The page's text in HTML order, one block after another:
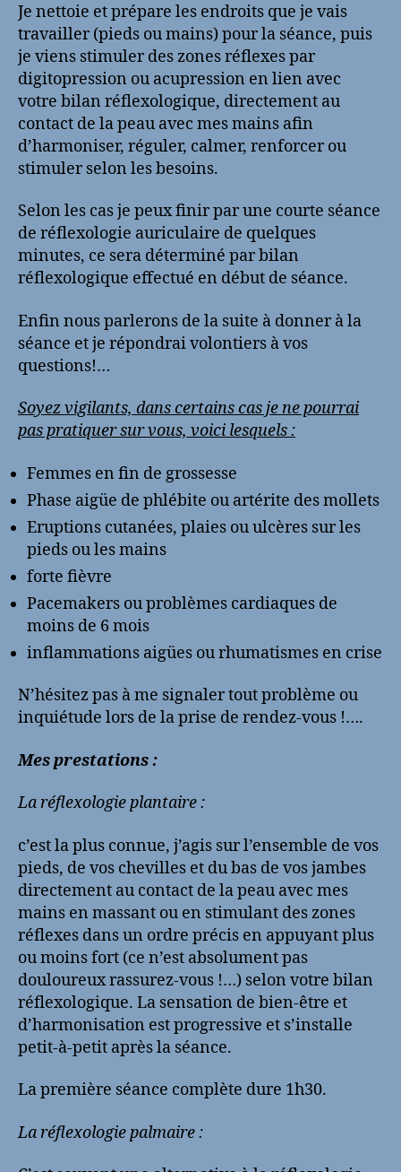
Je nettoie et prépare les endroits que je vais
travailler (pieds ou mains) pour la séance, puis
je viens stimuler des zones réflexes par
digitopression ou acupression en lien avec
votre bilan réflexologique, directement au
contact de la peau avec mes mains afin
d’harmoniser, réguler, calmer, renforcer ou
stimuler selon les besoins.
Selon les cas je peux finir par une courte séance
de réflexologie auriculaire de quelques
minutes, ce sera déterminé par bilan
réflexologique effectué en début de séance.
Enfin nous parlerons de la suite à donner à la
séance et je répondrai volontiers à vos
questions!…
Soyez vigilants, dans certains cas je ne pourrai
pas pratiquer sur vous, voici lesquels :
Femmes en fin de grossesse
Phase aigüe de phlébite ou artérite des mollets
Eruptions cutanées, plaies ou ulcères sur les
pieds ou les mains
forte fièvre
Pacemakers ou problèmes cardiaques de
moins de 6 mois
inflammations aigües ou rhumatismes en crise
N’hésitez pas à me signaler tout problème ou
inquiétude lors de la prise de rendez-vous !….
Mes prestations :
La réflexologie plantaire :
c’est la plus connue, j’agis sur l’ensemble de vos
pieds, de vos chevilles et du bas de vos jambes
directement au contact de la peau avec mes
mains en massant ou en stimulant des zones
réflexes dans un ordre précis en appuyant plus
ou moins fort (ce n’est absolument pas
douloureux rassurez-vous !…) selon votre bilan
réflexologique. La sensation de bien-être et
d’harmonisation est progressive et s’installe
petit-à-petit après la séance.
La première séance complète dure 1h30.
La réflexologie palmaire :